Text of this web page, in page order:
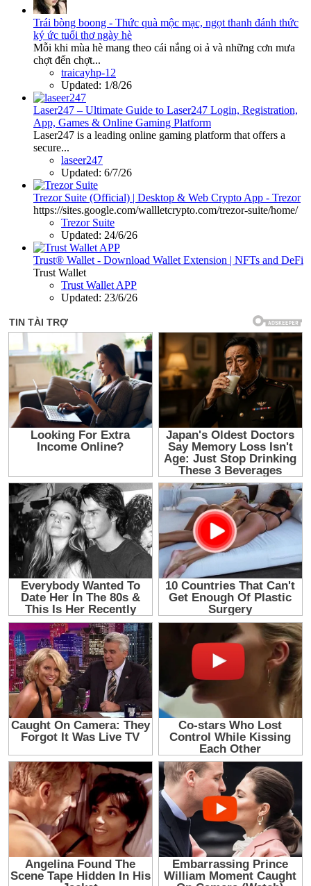
Trái bòng boong - Thức quà mộc mạc, ngọt thanh đánh thức
ký ức tuổi thơ ngày hè
Mỗi khi mùa hè mang theo cái nắng oi ả và những cơn mưa
chợt đến chợt...
traicayhp-12
Updated: 1/8/26
Laser247 – Ultimate Guide to Laser247 Login, Registration,
App, Games & Online Gaming Platform
Laser247 is a leading online gaming platform that offers a
secure...
laseer247
Updated: 6/7/26
Trezor Suite (Official) | Desktop & Web Crypto App - Trezor
https://sites.google.com/wallletcrypto.com/trezor-suite/home/
Trezor Suite
Updated: 24/6/26
Trust® Wallet - Download Wallet Extension | NFTs and DeFi
Trust Wallet
Trust Wallet APP
Updated: 23/6/26